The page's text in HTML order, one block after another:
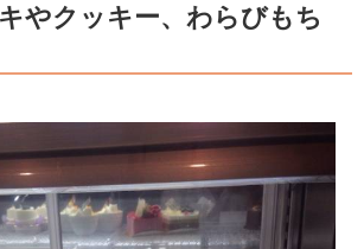
やクッキー、わらびもち